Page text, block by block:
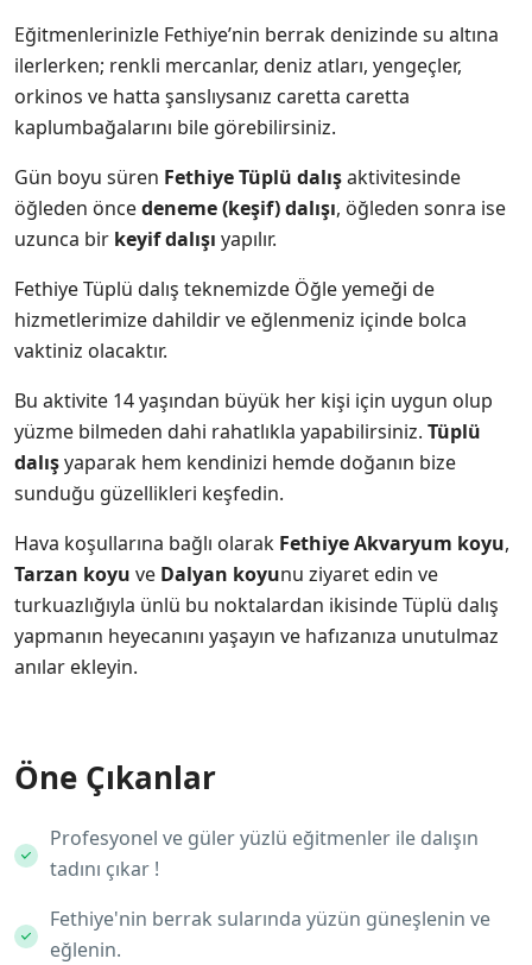
Eğitmenlerinizle Fethiye’nin berrak denizinde su altına
ilerlerken; renkli mercanlar, deniz atları, yengeçler,
orkinos ve hatta şanslıysanız caretta caretta
kaplumbağalarını bile görebilirsiniz.
Gün boyu süren Fethiye Tüplü dalışaktivitesinde
öğleden öncedeneme (keşif) dalışı, öğleden sonra ise
uzunca bir keyif dalışı yapılır.
Fethiye Tüplü dalış teknemizde Öğle yemeği de
hizmetlerimize dahildir ve eğlenmeniz içinde bolca
vaktiniz olacaktır.
Bu aktivite 14 yaşından büyük her kişi için uygun olup
yüzme bilmeden dahi rahatlıkla yapabilirsiniz. Tüplü
dalışyaparak hem kendinizi hemde doğanın bize
sunduğu güzellikleri keşfedin.
Hava koşullarına bağlı olarak Fethiye Akvaryum koyu,
Tarzan koyu ve Dalyan koyunu ziyaret edin ve
turkuazlığıyla ünlü bu noktalardan ikisinde Tüplü dalış
yapmanın heyecanını yaşayın ve hafızanıza unutulmaz
anılar ekleyin.
Öne Çıkanlar
Profesyonel ve güler yüzlü eğitmenler ile dalışın
tadını çıkar !
Fethiye'nin berrak sularında yüzün güneşlenin ve
eğlenin.